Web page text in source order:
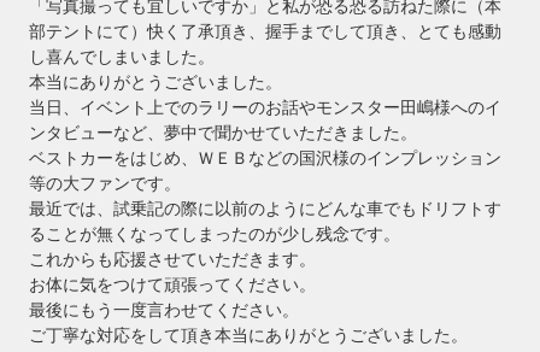
「写真撮っても宜しいですか」と私が恐る恐る訪ねた際に（本
部テントにて）快く了承頂き、握手までして頂き、とても感動
し喜んでしまいました。
本当にありがとうございました。
当日、イベント上でのラリーのお話やモンスター田嶋様へのイ
ンタビューなど、夢中で聞かせていただきました。
ベストカーをはじめ、ＷＥＢなどの国沢様のインプレッション
等の大ファンです。
最近では、試乗記の際に以前のようにどんな車でもドリフトす
ることが無くなってしまったのが少し残念です。
これからも応援させていただきます。
お体に気をつけて頑張ってください。
最後にもう一度言わせてください。
ご丁寧な対応をして頂き本当にありがとうございました。